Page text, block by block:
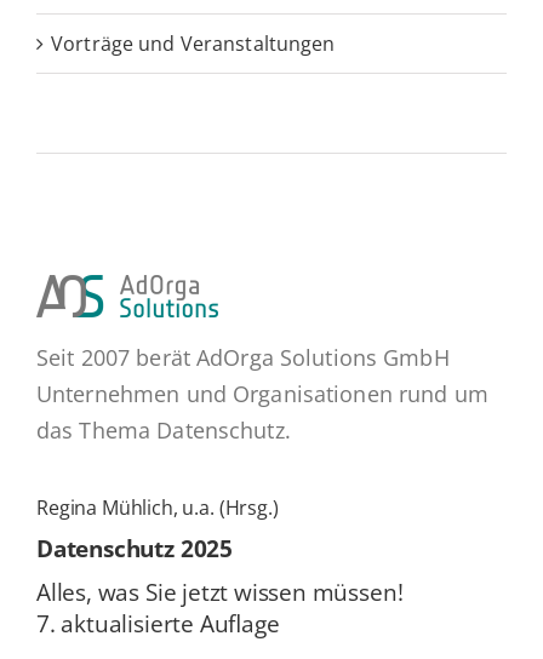
Vorträge und Veranstaltungen
Seit 2007 berät AdOrga Solutions GmbH
Unternehmen und Organisationen rund um
das Thema Datenschutz.
Regina Mühlich, u.a. (Hrsg.)
Daten­schutz 2025
Alles, was Sie jetzt wissen müssen!
7. ak­tua­li­sier­te Auflage